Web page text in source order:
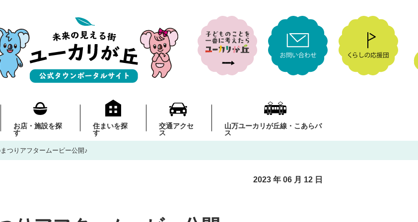
お店・施設を探
す
住まいを探
す
交通アクセ
ス
山万ユーカリが丘線・こあらバ
ス
つりアフタームービー公開♪
2023 年 06 月 12 日